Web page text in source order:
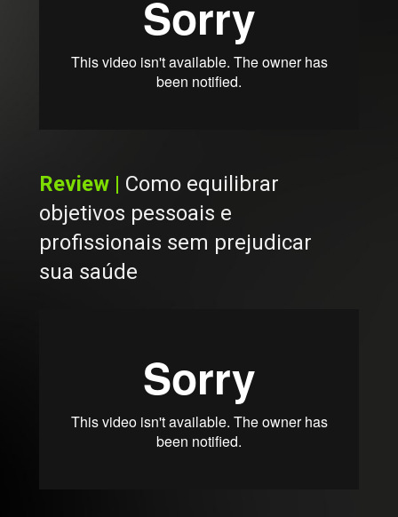
Review | Como equilibrar
objetivos pessoais e
profissionais sem prejudicar
sua saúde